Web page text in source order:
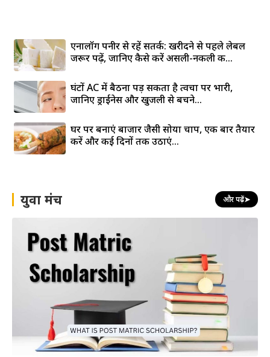
एनालॉग पनीर से रहें सतर्क: खरीदने से पहले लेबल
जरूर पढ़ें, जानिए कैसे करें असली-नकली की...
घंटों AC में बैठना पड़ सकता है त्वचा पर भारी,
जानिए ड्राईनेस और खुजली से बचने...
घर पर बनाएं बाजार जैसी सोया चाप, एक बार तैयार
करें और कई दिनों तक उठाएं...
युवा मंच और पढ़ें➤